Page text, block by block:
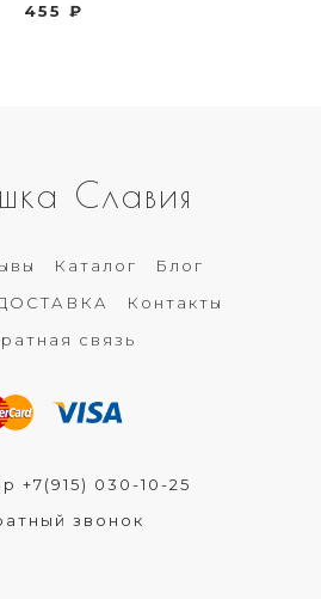
455 ₽
Славия
Каталог
Блог
Контакты
связь
+7(915) 030-10-25
звонок